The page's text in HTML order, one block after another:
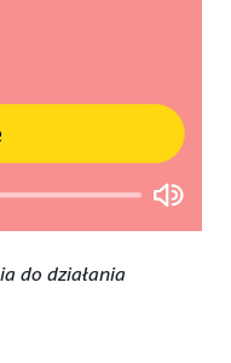
do działania